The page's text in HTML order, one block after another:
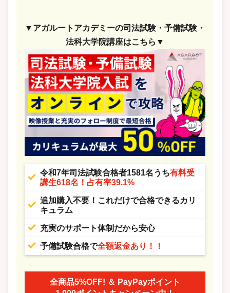
▼アガルートアカデミーの司法試験・予備試験・
法科大学院講座はこちら▼
令和7年司法試験合格者1581名うち有料受
講生618名！占有率39.1%
追加購入不要！これだけで合格できるカリ
キュラム
充実のサポート体制だから安心
予備試験合格で全額返金あり！！
全商品5%OFF! ＆ PayPayポイント